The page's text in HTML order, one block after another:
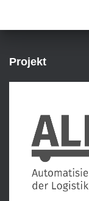
Projekt